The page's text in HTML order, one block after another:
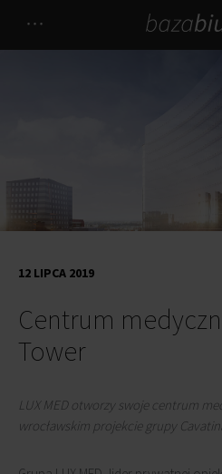
Centrum
Tower
12 LIPCA 2019
LUX MED otworzy swoje centrum
wrocławskim projekcie grupy